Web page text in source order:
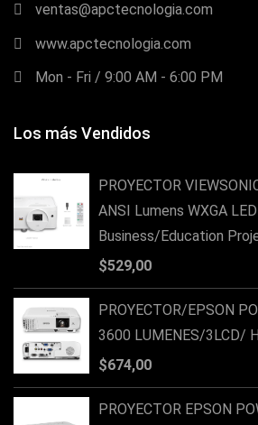
ventas@apctecnologia.com
www.apctecnologia.com
Mon - Fri / 9:00 AM - 6:00 PM
Los más Vendidos
PROYECTOR
ANSI Lumens WXGA LED
Business/Education
$529,00
PROYECTOR/EPSON
3600 LUMENES/3LCD/
$674,00
PROYECTOR EPSON